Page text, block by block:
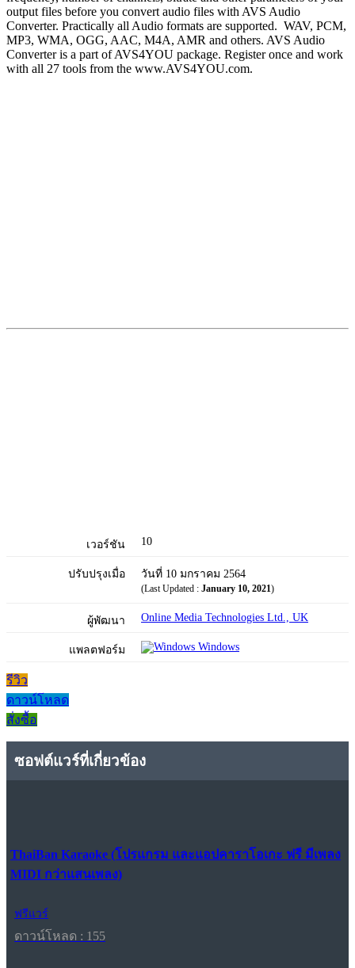
output files before you convert audio files with AVS Audio
Converter. Practically all Audio formats are supported. WAV, PCM,
MP3, WMA, OGG, AAC, M4A, AMR and others. AVS Audio
Converter is a part of AVS4YOU package. Register once and work
with all 27 tools from the www.AVS4YOU.com.
เวอร์ชัน 10
ปรับปรุงเมื่อ วันที่ 10 มกราคม 2564
(Last Updated : January 10, 2021)
ผู้พัฒนา Online Media Technologies Ltd., UK
แพลตฟอร์ม Windows
รีวิว
ดาวน์โหลด
สั่งซื้อ
ซอฟต์แวร์ที่เกี่ยวข้อง
ThaiBan Karaoke (โปรแกรม และแอปคาราโอเกะ ฟรี มีเพลง
MIDI กว่าแสนเพลง)
ฟรีแวร์
ดาวน์โหลด : 155